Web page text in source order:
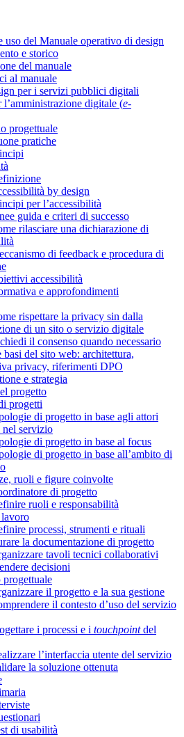
uso del Manuale operativo di design
e storico
del manuale
al manuale
per i servizi pubblici digitali
l’amministrazione digitale (e-
progettuale
pratiche
by design
per l’accessibilità
guida e criteri di successo
rilasciare una dichiarazione di
di feedback e procedura di
accessibilità
e approfondimenti
rispettare la privacy sin dalla
di un sito o servizio digitale
il consenso quando necessario
basi del sito web: architettura,
privacy, riferimenti DPO
e strategia
progetto
progetti
di progetto in base agli attori
servizio
di progetto in base al focus
di progetto in base all’ambito di
ruoli e figure coinvolte
di progetto
ruoli e responsabilità
processi, strumenti e rituali
la documentazione di progetto
tavoli tecnici collaborativi
decisioni
progettuale
il progetto e la sua gestione
il contesto d’uso del servizio
i processi e i touchpointdel
l’interfaccia utente del servizio
la soluzione ottenuta
di usabilità